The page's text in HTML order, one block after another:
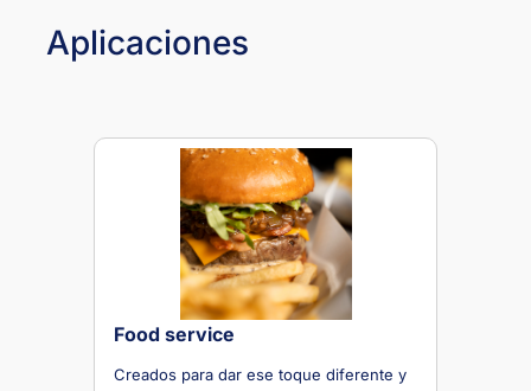
Aplicaciones
Food service
Creados para dar ese toque diferente y